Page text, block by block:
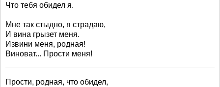
Что тебя обидел я.
Мне так стыдно, я страдаю,
И вина грызет меня.
Извини меня, родная!
Виноват... Прости меня!
Прости, родная, что обидел,